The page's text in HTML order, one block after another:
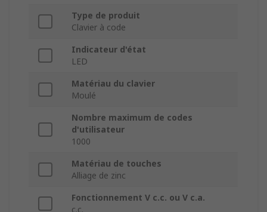
Type de produit
Clavier à code
Indicateur d'état
LED
Matériau du clavier
Moulé
Nombre maximum de codes
d'utilisateur
1000
Matériau de touches
Alliage de zinc
Fonctionnement V c.c. ou V c.a.
c.c.